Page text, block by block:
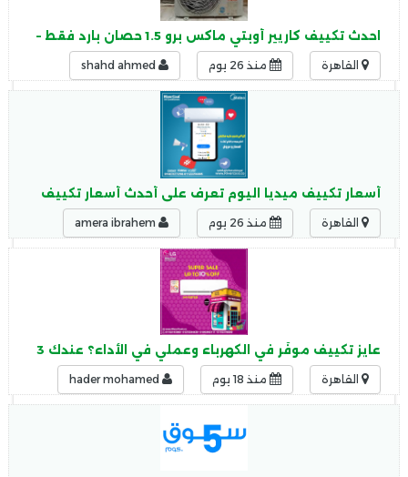
احدث تكييف كاريير أوبتي ماكس برو 1.5 حصان بارد فقط – سبليت
القاهرة منذ 26 يوم
أسعار تكييف ميديا اليوم تعرف على أحدث أسعار تكييف ميديا
القاهرة منذ 26 يوم
عايز تكييف موفّر في الكهرباء وعملي في الأداء؟ عندك 3 اختيارات ممتازة تضمنلك التوفير والراحة مع بعض
القاهرة منذ 18 يوم